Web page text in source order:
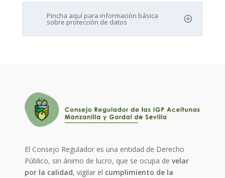
Pincha aquí para información básica
sobre protección de datos
El Consejo Regulador es una entidad de Derecho
Público, sin ánimo de lucro, que se ocupa develar
por la calidad, vigilar el cumplimiento de la